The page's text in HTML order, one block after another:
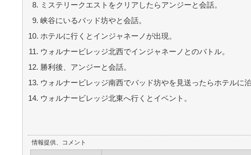
ミステリークエストをクリアしたらアンジーと会話。
峡谷にいるバッド坊やと会話。
ホテルに行くとインジャネーノが出現。
ウォルナービレッジ北西でインジャネーノとのバトル。
勝利後、アンジーと会話。
ウォルナービレッジ南西でバッド坊やを見送ったらホテルに
ウォルナービレッジ北東へ行くとイベント。
情報提供、コメント